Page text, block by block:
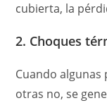
cubierta, la
2. Choques
Cuando algunas
otras no, se